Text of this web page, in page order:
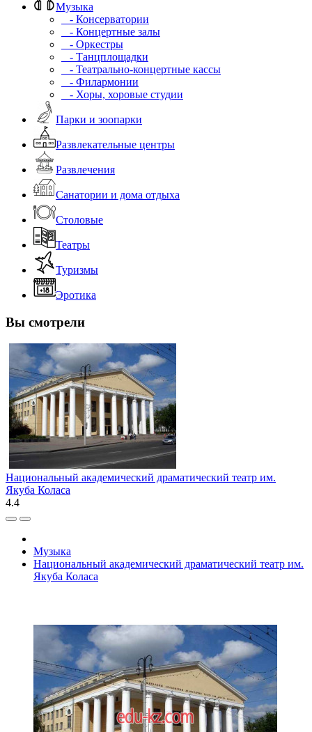
Музыка
- Консерватории
- Концертные залы
- Оркестры
- Танцплощадки
- Театрально-концертные кассы
- Филармонии
- Хоры, хоровые студии
Парки и зоопарки
Развлекательные центры
Развлечения
Санатории и дома отдыха
Столовые
Театры
Туризмы
Эротика
Вы смотрели
Национальный академический драматический театр им.
Якуба Коласа
4.4
Музыка
Национальный академический драматический театр им.
Якуба Коласа